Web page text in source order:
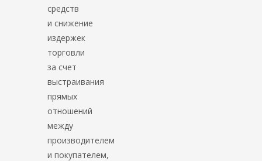
средств
и снижение
издержек
торговли
за счет
выстраивания
прямых
отношений
между
производителем
и покупателем,